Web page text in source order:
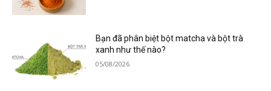
Bạn đã phân biệt bột matcha và bột trà
xanh như thế nào?
05/08/2026